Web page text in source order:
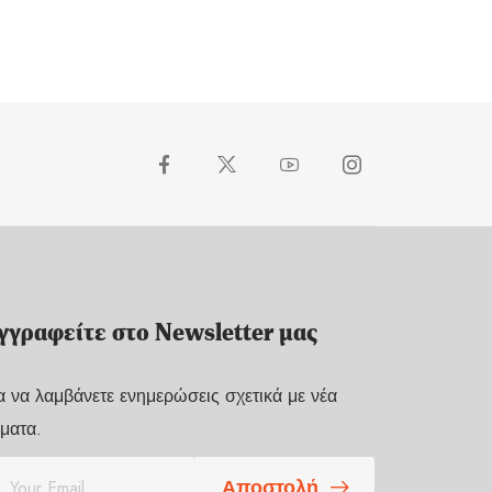
στο Newsletter μας
να λαμβάνετε ενημερώσεις σχετικά με νέα